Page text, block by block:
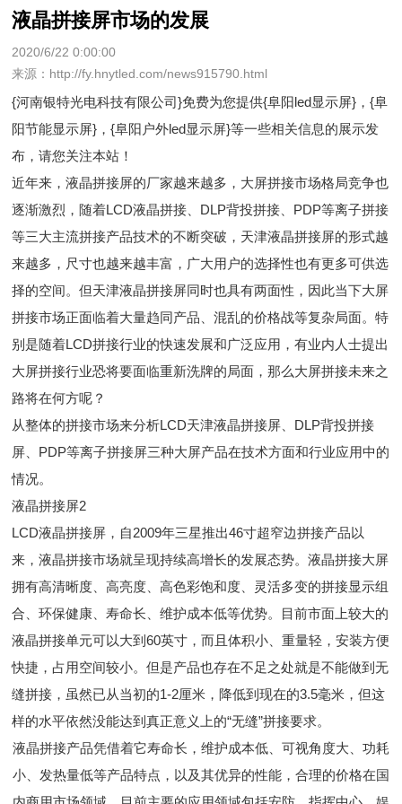
液晶拼接屏市场的发展
2020/6/22 0:00:00
来源：http://fy.hnytled.com/news915790.html
{河南银特光电科技有限公司}免费为您提供{阜阳led显示屏} ，{阜
阳节能显示屏}，{阜阳户外led显示屏}等一些相关信息的展示发
布，请您关注本站！
近年来，液晶拼接屏的厂家越来越多，大屏拼接市场格局竞争也
逐渐激烈，随着LCD液晶拼接、DLP背投拼接、PDP等离子拼接
等三大主流拼接产品技术的不断突破，天津液晶拼接屏的形式越
来越多，尺寸也越来越丰富，广大用户的选择性也有更多可供选
择的空间。但天津液晶拼接屏同时也具有两面性，因此当下大屏
拼接市场正面临着大量趋同产品、混乱的价格战等复杂局面。特
别是随着LCD拼接行业的快速发展和广泛应用，有业内人士提出
大屏拼接行业恐将要面临重新洗牌的局面，那么大屏拼接未来之
路将在何方呢？
从整体的拼接市场来分析LCD天津液晶拼接屏、DLP背投拼接
屏、PDP等离子拼接屏三种大屏产品在技术方面和行业应用中的
情况。
液晶拼接屏2
LCD液晶拼接屏，自2009年三星推出46寸超窄边拼接产品以
来，液晶拼接市场就呈现持续高增长的发展态势。液晶拼接大屏
拥有高清晰度、高亮度、高色彩饱和度、灵活多变的拼接显示组
合、环保健康、寿命长、维护成本低等优势。目前市面上较大的
液晶拼接单元可以大到60英寸，而且体积小、重量轻，安装方便
快捷，占用空间较小。但是产品也存在不足之处就是不能做到无
缝拼接，虽然已从当初的1-2厘米，降低到现在的3.5毫米，但这
样的水平依然没能达到真正意义上的“无缝”拼接要求。
液晶拼接产品凭借着它寿命长，维护成本低、可视角度大、功耗
小、发热量低等产品特点，以及其优异的性能，合理的价格在国